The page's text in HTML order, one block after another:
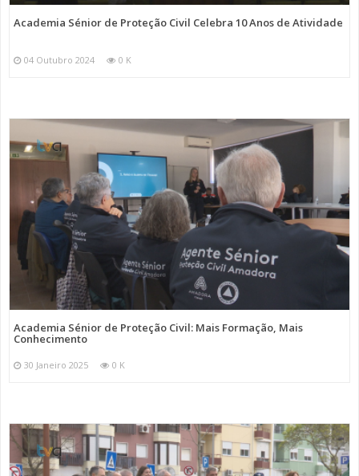
Academia Sénior de Proteção Civil Celebra 10 Anos de Atividade
04 Outubro 2024 0 K
Academia Sénior de Proteção Civil: Mais Formação, Mais
Conhecimento
30 Janeiro 2025 0 K